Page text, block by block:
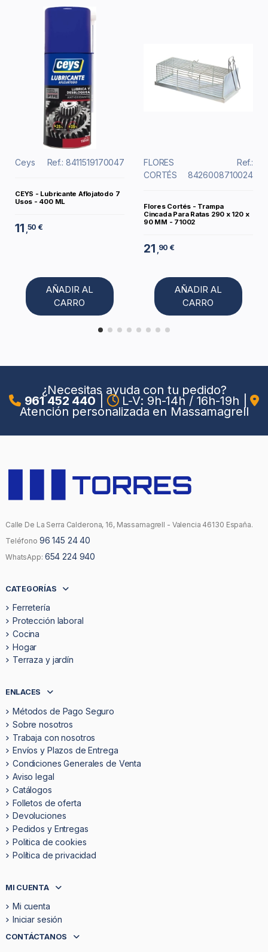
Ceys Ref.: 8411519170047
CEYS - Lubricante Aflojatodo 7
Usos - 400 ML
11 ,50 €
AÑADIR AL
CARRO
FLORES
CORTÉS
Ref.:
8426008710024
Flores Cortés - Trampa
Cincada Para Ratas 290 x 120 x
90 MM - 71002
21 ,90 €
AÑADIR AL
CARRO
¿Necesitas ayuda con tu pedido?
961 452 440 L-V: 9h-14h / 16h-19h
Atención personalizada en Massamagrell
Calle De La Serra Calderona, 16, Massamagrell - Valencia 46130 España.
Teléfono 96 145 24 40
WhatsApp: 654 224 940
CATEGORÍAS
Ferretería
Protección laboral
Cocina
Hogar
Terraza y jardín
ENLACES
Métodos de Pago Seguro
Sobre nosotros
Trabaja con nosotros
Envíos y Plazos de Entrega
Condiciones Generales de Venta
Aviso legal
Catálogos
Folletos de oferta
Devoluciones
Pedidos y Entregas
Politica de cookies
Política de privacidad
MI CUENTA
Mi cuenta
Iniciar sesión
CONTÁCTANOS